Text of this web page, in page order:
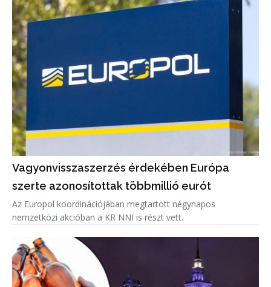
Vagyonvisszaszerzés érdekében Európa
szerte azonosítottak többmillió eurót
Az Europol koordinációjában megtartott négynapos
nemzetközi akcióban a KR NNI is részt vett.